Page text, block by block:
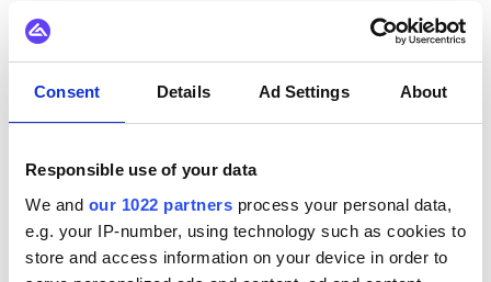
Consent Details Ad Settings About
Responsible use of your data
We and our 1022 partners process your personal data,
e.g. your IP-number, using technology such as cookies to
store and access information on your device in order to
Connecter des API n'est-il pas suffisant ?
itinéraires dans Alumio vous aident à définir
commentles données doivent être déplacées : quoi
envoyer, quand, à quelle fréquence et dans quel
format. Ils vous permettent de filtrer, de transformer
et de planifier le flux de données entre les systèmes,
Qu'est-ce qu'une « tâche » exactement
dans Alumio, et pourquoi devrais-je
m'en soucier ?